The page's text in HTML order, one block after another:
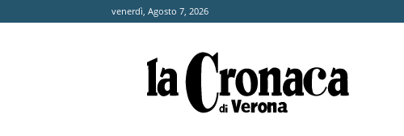
venerdì, Agosto 7, 2026
Cronaca
di
Verona